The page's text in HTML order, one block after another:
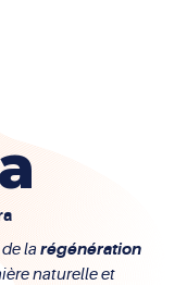
la régénération
naturelle et